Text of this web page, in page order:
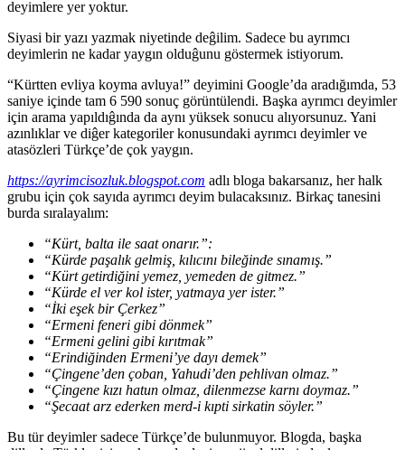
deyimlere yer yoktur.
Siyasi bir yazı yazmak niyetinde deĝilim. Sadece bu ayrımcı
deyimlerin ne kadar yaygın olduĝunu göstermek istiyorum.
“Kürtten evliya koyma avluya!” deyimini Google’da aradığımda, 53
saniye içinde tam 6 590 sonuç görüntülendi. Başka ayrımcı deyimler
için arama yapıldıĝında da aynı yüksek sonucu alıyorsunuz. Yani
azınlıklar ve diĝer kategoriler konusundaki ayrımcı deyimler ve
atasözleri Türkçe’de çok yaygın.
https://ayrimcisozluk.blogspot.com adlı bloga bakarsanız, her halk
grubu için çok sayıda ayrımcı deyim bulacaksınız. Birkaç tanesini
burda sıralayalım:
“Kürt, balta ile saat onarır.”:
“Kürde paşalık gelmiş, kılıcını bileğinde sınamış.”
“Kürt getirdiğini yemez, yemeden de gitmez.”
“Kürde el ver kol ister, yatmaya yer ister.”
“İki eşek bir Çerkez”
“Ermeni feneri gibi dönmek”
“Ermeni gelini gibi kırıtmak”
“Erindiğinden Ermeni’ye dayı demek”
“Çingene’den çoban, Yahudi’den pehlivan olmaz.”
“Çingene kızı hatun olmaz, dilenmezse karnı doymaz.”
“Şecaat arz ederken merd-i kıpti sirkatin söyler.”
Bu tür deyimler sadece Türkçe’de bulunmuyor. Blogda, başka